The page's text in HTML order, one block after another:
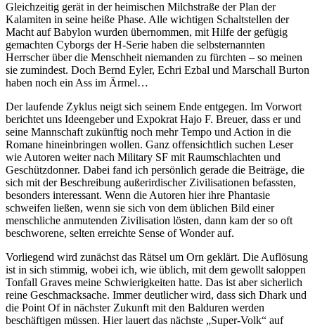
Gleichzeitig gerät in der heimischen Milchstraße der Plan der
Kalamiten in seine heiße Phase. Alle wichtigen Schaltstellen der
Macht auf Babylon wurden übernommen, mit Hilfe der gefügig
gemachten Cyborgs der H-Serie haben die selbsternannten
Herrscher über die Menschheit niemanden zu fürchten – so meinen
sie zumindest. Doch Bernd Eyler, Echri Ezbal und Marschall Burton
haben noch ein Ass im Ärmel…
Der laufende Zyklus neigt sich seinem Ende entgegen. Im Vorwort
berichtet uns Ideengeber und Expokrat Hajo F. Breuer, dass er und
seine Mannschaft zukünftig noch mehr Tempo und Action in die
Romane hineinbringen wollen. Ganz offensichtlich suchen Leser
wie Autoren weiter nach Military SF mit Raumschlachten und
Geschützdonner. Dabei fand ich persönlich gerade die Beiträge, die
sich mit der Beschreibung außerirdischer Zivilisationen befassten,
besonders interessant. Wenn die Autoren hier ihre Phantasie
schweifen ließen, wenn sie sich von dem üblichen Bild einer
menschliche anmutenden Zivilisation lösten, dann kam der so oft
beschworene, selten erreichte Sense of Wonder auf.
Vorliegend wird zunächst das Rätsel um Orn geklärt. Die Auflösung
ist in sich stimmig, wobei ich, wie üblich, mit dem gewollt saloppen
Tonfall Graves meine Schwierigkeiten hatte. Das ist aber sicherlich
reine Geschmacksache. Immer deutlicher wird, dass sich Dhark und
die Point Of in nächster Zukunft mit den Balduren werden
beschäftigen müssen. Hier lauert das nächste „Super-Volk“ auf